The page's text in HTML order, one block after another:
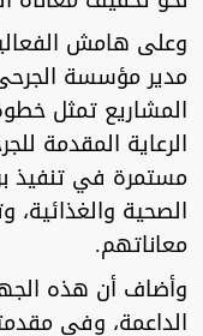
وعلى هامش
مدير مؤسسة
المشاريع تمثل
الرعاية المقدمة
مستمرة في تنفيذ
الصحية
معاناتهم.
وأضاف أن هذه
الداعمة، وفي